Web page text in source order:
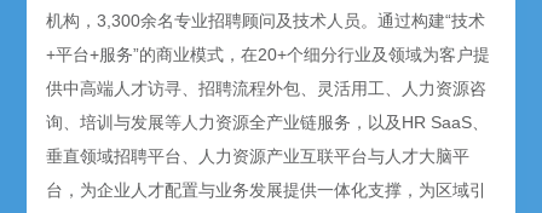
机构，3,300余名专业招聘顾问及技术人员。通过构建“技术
+平台+服务”的商业模式，在20+个细分行业及领域为客户提
供中高端人才访寻、招聘流程外包、灵活用工、人力资源咨
询、培训与发展等人力资源全产业链服务，以及HR SaaS、
垂直领域招聘平台、人力资源产业互联平台与人才大脑平
台，为企业人才配置与业务发展提供一体化支撑，为区域引